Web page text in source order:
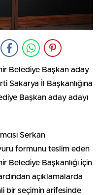
Belediye Başkan aday
Sakarya İl Başkanlığına
Başkan aday adayı
Serkan
formunu teslim eden
Belediye Başkanlığı için
açıklamalarda
bir seçimin arifesinde